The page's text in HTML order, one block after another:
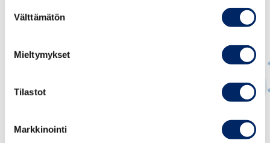
valinta
Välttämätön
Mieltymykset
Tilastot
Markkinointi